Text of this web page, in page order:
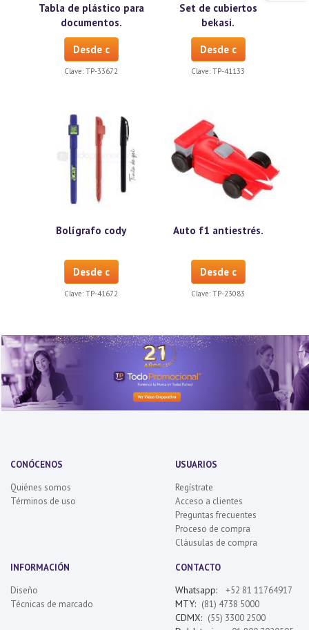
Tabla de plástico para
documentos.
Desde c
Clave: TP-33672
Set de cubiertos
bekasi.
Desde c
Clave: TP-41133
Bolígrafo cody
Desde c
Clave: TP-41672
Auto f1 antiestrés.
Desde c
Clave: TP-23083
CONÓCENOS
Quiénes somos
Términos de uso
USUARIOS
Regístrate
Acceso a clientes
Preguntas frecuentes
Proceso de compra
Cláusulas de compra
INFORMACIÓN
Diseño
Técnicas de marcado
CONTACTO
Whatsapp: +52 81 11764917
MTY: (81) 4738 5000
CDMX: (55) 3300 2500